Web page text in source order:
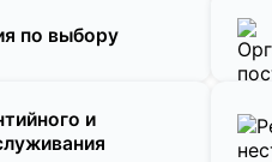
по выбору
и